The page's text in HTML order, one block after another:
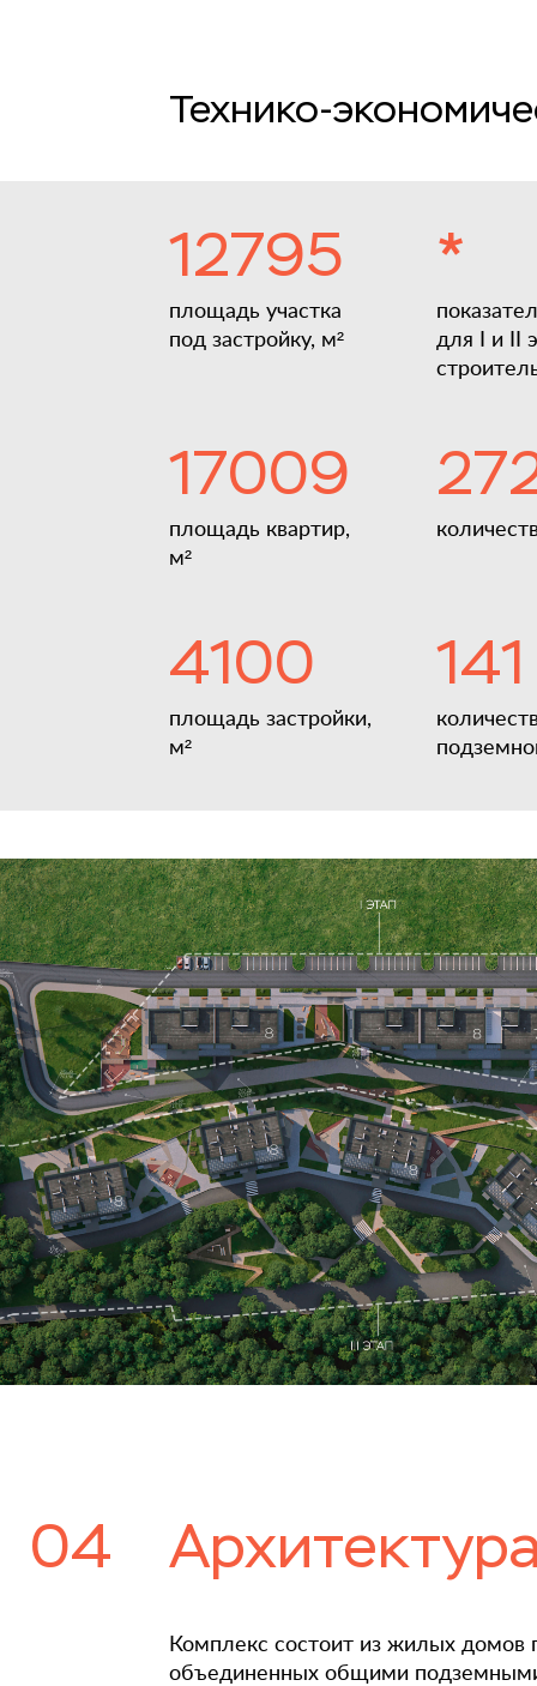
Технико-
12795
площадь участка
под застройку, м²
*
для I и II
17009
площадь квартир,
м²
4100
площадь застройки,
м²
141
04
Комплекс состоит из жилых домов
объединенных общими